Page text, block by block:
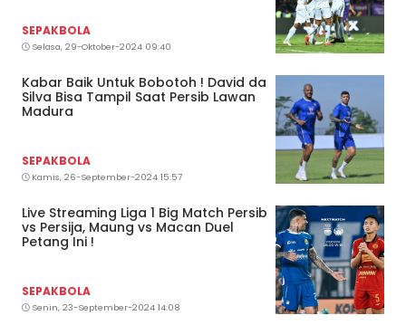
SEPAKBOLA
Selasa, 29-Oktober-2024 09:40
Kabar Baik Untuk Bobotoh ! David da
Silva Bisa Tampil Saat Persib Lawan
Madura
SEPAKBOLA
Kamis, 26-September-2024 15:57
Live Streaming Liga 1 Big Match Persib
vs Persija, Maung vs Macan Duel
Petang Ini !
SEPAKBOLA
Senin, 23-September-2024 14:08